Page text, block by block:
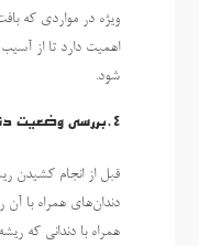
ویژه در مواردی که
اهمیت دارد تا از
شود.
4.بررسی وضعیت دندان‌های همراه:
قبل از انجام کشیدن
دندان‌های همراه با
همراه با دندانی که